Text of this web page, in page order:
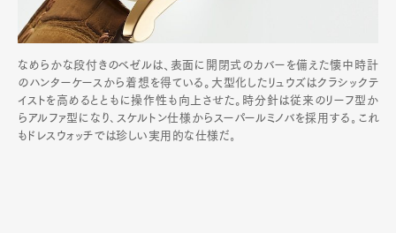
なめらかな段付きのベゼルは、表面に開閉式のカバーを備えた懐中時計
のハンターケースから着想を得ている。大型化したリュウズはクラシックテ
イストを高めるとともに操作性も向上させた。時分針は従来のリーフ型か
らアルファ型になり､スケルトン仕様からスーパールミノバを採用する｡これ
もドレスウォッチでは珍しい実用的な仕様だ｡